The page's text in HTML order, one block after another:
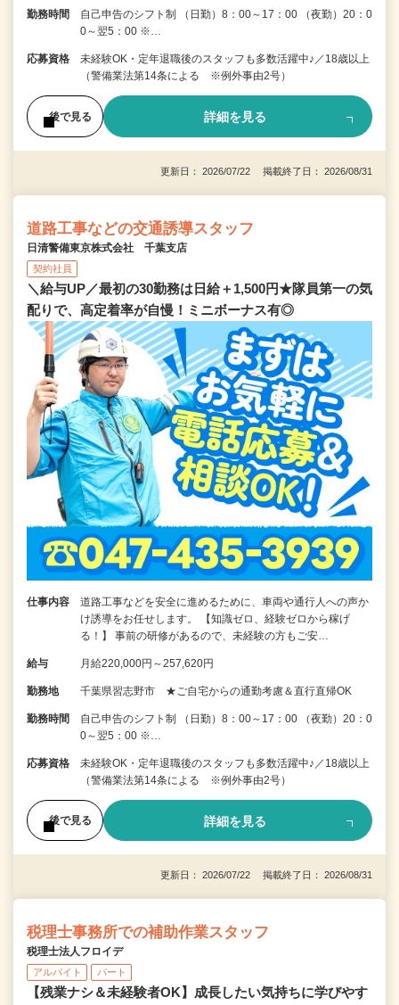
勤務時間
自己申告のシフト制 （日勤）8：00～17：00 （夜勤）20：0
0～翌5：00 ※…
応募資格
未経験OK・定年退職後のスタッフも多数活躍中♪／18歳以上
（警備業法第14条による ※例外事由2号）
後で見る 詳細を見る
更新日： 2026/07/22 掲載終了日： 2026/08/31
道路工事などの交通誘導スタッフ
日清警備東京株式会社 千葉支店
契約社員
＼給与UP／最初の30勤務は日給＋1,500円★隊員第一の気
配りで、高定着率が自慢！ミニボーナス有◎
仕事内容
道路工事などを安全に進めるために、車両や通行人への声か
け誘導をお任せします。 【知識ゼロ、経験ゼロから稼げ
る！】 事前の研修があるので、未経験の方もご安…
給与 月給220,000円～257,620円
勤務地 千葉県習志野市 ★ご自宅からの通勤考慮＆直行直帰OK
勤務時間
自己申告のシフト制 （日勤）8：00～17：00 （夜勤）20：0
0～翌5：00 ※…
応募資格
未経験OK・定年退職後のスタッフも多数活躍中♪／18歳以上
（警備業法第14条による ※例外事由2号）
後で見る 詳細を見る
更新日： 2026/07/22 掲載終了日： 2026/08/31
税理士事務所での補助作業スタッフ
税理士法人フロイデ
アルバイト パート
【残業ナシ＆未経験者OK】成長したい気持ちに学びやす